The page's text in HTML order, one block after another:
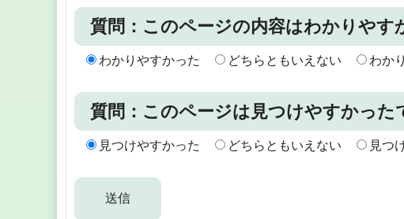
質問：このページの内容はわかりやす
わかりやすかった どちらともいえない わか
質問：このページは見つけやすかった
見つけやすかった どちらともいえない 見つ